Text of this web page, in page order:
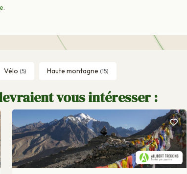
.
Vélo (5) Haute montagne (15)
vous intéresser :